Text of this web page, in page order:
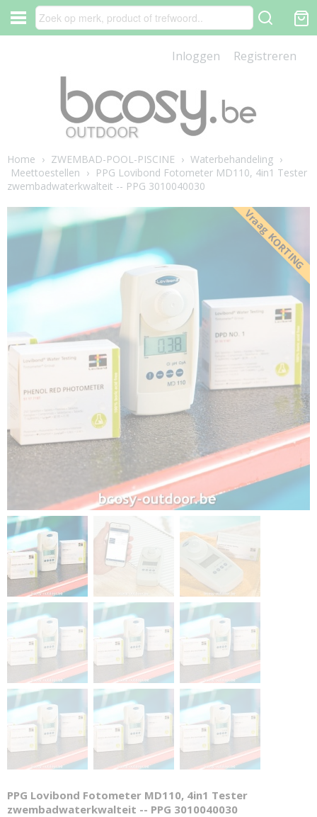
Inloggen Registreren
Home › ZWEMBAD-POOL-PISCINE › Waterbehandeling ›
Meettoestellen › PPG Lovibond Fotometer MD110, 4in1 Tester
zwembadwaterkwalteit -- PPG 3010040030
Vraag KORTING
PPG Lovibond Fotometer MD110, 4in1 Tester
zwembadwaterkwalteit -- PPG 3010040030